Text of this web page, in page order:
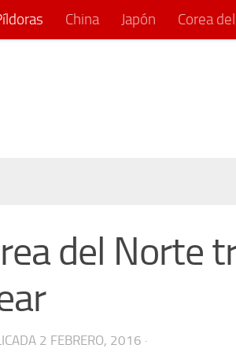
China Japón Corea
del Norte
2 FEBRERO, 2016 ·